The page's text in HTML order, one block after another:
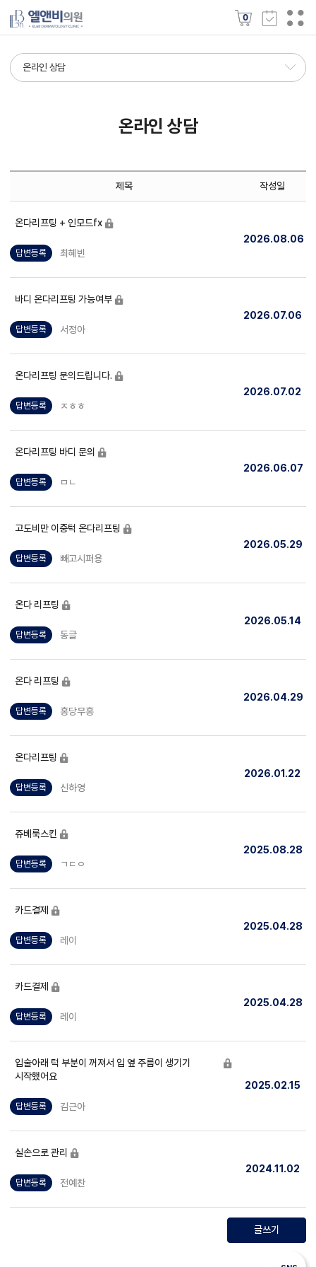
0
온라인 상담
온라인 상담
제목 작성일
온다리프팅 + 인모드fx
답변등록 최혜빈
2026.08.06
바디 온다리프팅 가능여부
답변등록 서정아
2026.07.06
온다리프팅 문의드립니다.
답변등록 ㅈㅎㅎ
2026.07.02
온다리프팅 바디 문의
답변등록 ㅁㄴ
2026.06.07
고도비만 이중턱 온다리프팅
답변등록 빼고시퍼용
2026.05.29
온다 리프팅
답변등록 동글
2026.05.14
온다 리프팅
답변등록 홍당무홍
2026.04.29
온다리프팅
답변등록 신하영
2026.01.22
쥬베룩스킨
답변등록 ㄱㄷㅇ
2025.08.28
카드결제
답변등록 레이
2025.04.28
카드결제
답변등록 레이
2025.04.28
입술아래 턱 부분이 꺼져서 입 옆 주름이 생기기
시작했어요
답변등록 김근아
2025.02.15
실손으로 관리
답변등록 전예찬
2024.11.02
글쓰기